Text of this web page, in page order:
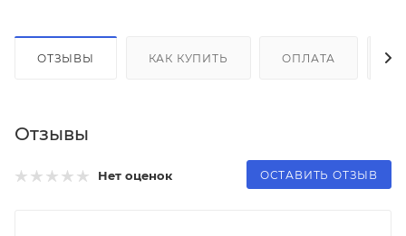
ОТЗЫВЫ КАК КУПИТЬ ОПЛАТА
Отзывы
Нет оценок ОСТАВИТЬ ОТЗЫВ